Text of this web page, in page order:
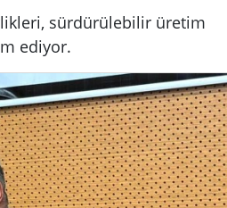
sürdürülebilir üretim
ediyor.